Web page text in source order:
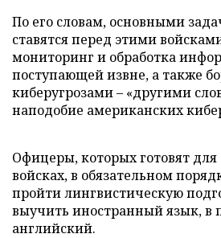
По его словам, основными
ставятся перед этими
мониторинг и обработка
поступающей извне, а также
киберугрозами – «другими
наподобие американских
Офицеры, которых готовят
войсках, в обязательном
пройти лингвистическую
выучить иностранный язык, в
английский.